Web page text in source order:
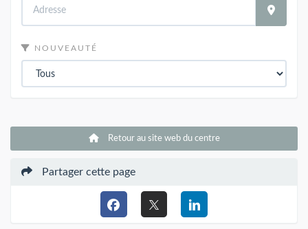
NOUVEAUTÉ
Retour au site web du centre
Partager cette page